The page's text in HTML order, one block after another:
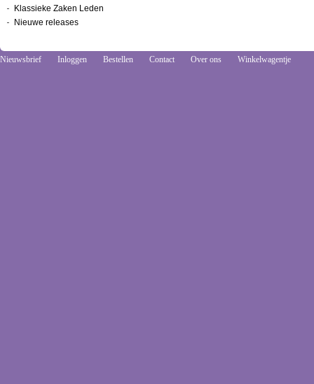
Klassieke Zaken Leden
Nieuwe releases
Nieuwsbrief Inloggen Bestellen Contact Over ons Winkelwagentje